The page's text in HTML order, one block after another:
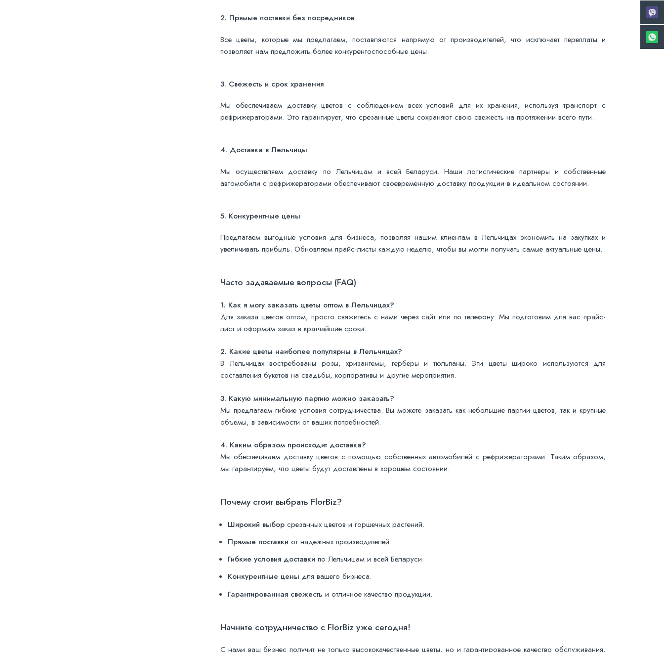
2. Прямые поставки без посредников
Все цветы, которые мы предлагаем, поставляются напрямую от производителей, что исключает переплаты и
позволяет нам предложить более конкурентоспособные цены.
3. Свежесть и срок хранения
Мы обеспечиваем доставку цветов с соблюдением всех условий для их хранения, используя транспорт с
рефрижераторами. Это гарантирует, что срезанные цветы сохраняют свою свежесть на протяжении всего пути.
4. Доставка в Лельчицы
Мы осуществляем доставку по Лельчицам и всей Беларуси. Наши логистические партнеры и собственные
автомобили с рефрижераторами обеспечивают своевременную доставку продукции в идеальном состоянии.
5. Конкурентные цены
Предлагаем выгодные условия для бизнеса, позволяя нашим клиентам в Лельчицах экономить на закупках и
увеличивать прибыль. Обновляем прайс-листы каждую неделю, чтобы вы могли получать самые актуальные цены.
Часто задаваемые вопросы (FAQ)
1. Как я могу заказать цветы оптом в Лельчицах?
Для заказа цветов оптом, просто свяжитесь с нами через сайт или по телефону. Мы подготовим для вас прайс-
лист и оформим заказ в кратчайшие сроки.
2. Какие цветы наиболее популярны в Лельчицах?
В Лельчицах востребованы розы, хризантемы, герберы и тюльпаны. Эти цветы широко используются для
составления букетов на свадьбы, корпоративы и другие мероприятия.
3. Какую минимальную партию можно заказать?
Мы предлагаем гибкие условия сотрудничества. Вы можете заказать как небольшие партии цветов, так и крупные
объемы, в зависимости от ваших потребностей.
4. Каким образом происходит доставка?
Мы обеспечиваем доставку цветов с помощью собственных автомобилей с рефрижераторами. Таким образом,
мы гарантируем, что цветы будут доставлены в хорошем состоянии.
Почему стоит выбрать FlorBiz?
Широкий выбор срезанных цветов и горшечных растений.
Прямые поставки от надежных производителей.
Гибкие условия доставки по Лельчицам и всей Беларуси.
Конкурентные цены для вашего бизнеса.
Гарантированная свежесть и отличное качество продукции.
Начните сотрудничество с FlorBiz уже сегодня!
С нами ваш бизнес получит не только высококачественные цветы, но и гарантированное качество обслуживания,